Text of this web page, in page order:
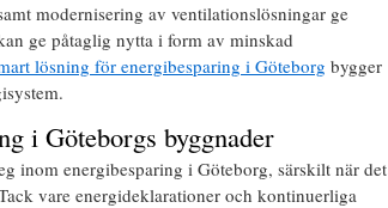
modernisering av ventilationslösningar ge
ge påtaglig nytta i form av minskad
lösning för energibesparing i Göteborg bygger
i Göteborgs byggnader
inom energibesparing i Göteborg, särskilt när det
vare energideklarationer och kontinuerliga